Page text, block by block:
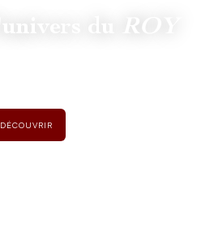
ROY
DÉCOUVRIR